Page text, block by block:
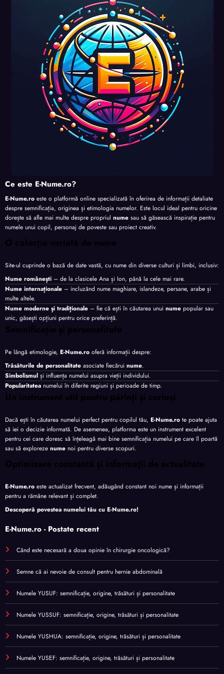
uri și
perso
nalita
te
uri și
perso
nalita
te
Ce este E-Nume.ro?
E-Nume.ro este o platformă online specializată în oferirea de informații detaliate
despre semnificația, originea și etimologia numelor. Este locul ideal pentru oricine
dorește să afle mai multe despre propriul nume sau să găsească inspirație pentru
numele unui copil, personaj de poveste sau proiect creativ.
O colecție variată de nume
Site-ul cuprinde o bază de date vastă, cu nume din diverse culturi și limbi, inclusiv:
Nume românești – de la clasicele Ana și Ion, până la cele mai rare.
Nume internaționale – incluzând nume maghiare, islandeze, persane, arabe și
multe altele.
Nume moderne și tradiționale – fie că ești în căutarea unui nume popular sau
unic, găsești opțiuni pentru orice preferință.
Semnificație și personalitate
Pe lângă etimologie, E-Nume.ro oferă informații despre:
Trăsăturile de personalitate asociate fiecărui nume.
Simbolismul și influența numelui asupra vieții individului.
Popularitatea numelui în diferite regiuni și perioade de timp.
Un instrument util pentru părinți și curioși
Dacă ești în căutarea numelui perfect pentru copilul tău, E-Nume.ro te poate ajuta
să iei o decizie informată. De asemenea, platforma este un instrument excelent
pentru cei care doresc să înțeleagă mai bine semnificația numelui pe care îl poartă
sau să exploreze nume noi pentru diverse scopuri.
Optimizare constantă și informații de actualitate
E-Nume.ro este actualizat frecvent, adăugând constant noi nume și informații
pentru a rămâne relevant și complet.
Descoperă povestea numelui tău cu E-Nume.ro!
E-Nume.ro - Postate recent
Când este necesară a doua opinie în chirurgie oncologică?
Semne că ai nevoie de consult pentru hernie abdominală
Numele YUSUF: semnificație, origine, trăsături și personalitate
Numele YUSSUF: semnificație, origine, trăsături și personalitate
Numele YUSHUA: semnificație, origine, trăsături și personalitate
Numele YUSEF: semnificație, origine, trăsături și personalitate